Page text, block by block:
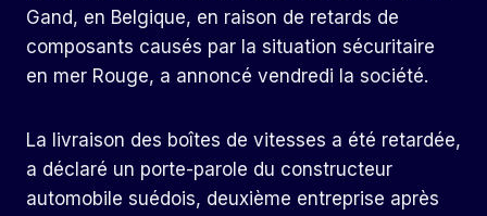
Gand, en Belgique, en raison de retards de
composants causés par la situation sécuritaire
en mer Rouge, a annoncé vendredi la société.
La livraison des boîtes de vitesses a été retardée,
a déclaré un porte-parole du constructeur
automobile suédois, deuxième entreprise après